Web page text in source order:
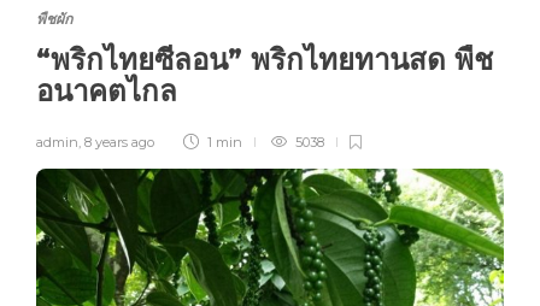
พืชผัก
“พริกไทยซีลอน” พริกไทยทานสด พืช
อนาคตไกล
admin 8 years ago 1 min 5038